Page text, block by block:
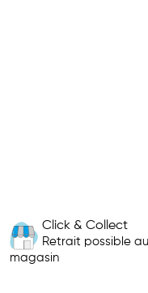
Click & Collect
Retrait possible au
magasin